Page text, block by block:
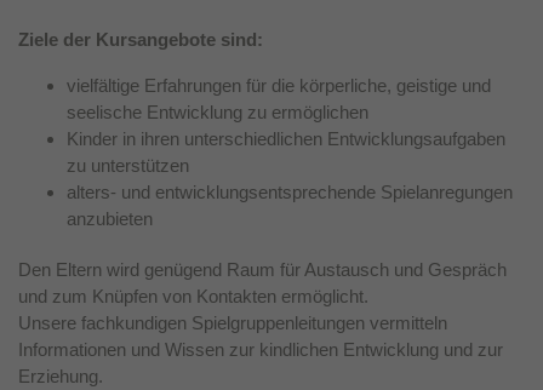
Ziele der Kursangebote sind:
vielfältige Erfahrungen für die körperliche, geistige und
seelische Entwicklung zu ermöglichen
Kinder in ihren unterschiedlichen Entwicklungsaufgaben
zu unterstützen
alters- und entwicklungsentsprechende Spielanregungen
anzubieten
Den Eltern wird genügend Raum für Austausch und Gespräch
und zum Knüpfen von Kontakten ermöglicht.
Unsere fachkundigen Spielgruppenleitungen vermitteln
Informationen und Wissen zur kindlichen Entwicklung und zur
Erziehung.
Anbieter TYPO3
Laufzeit 1 Jahr
Zweck
Dieses Cookie wird verwendet, um Ihre
Cookie-Einstellungen für diese Website zu
speichern.